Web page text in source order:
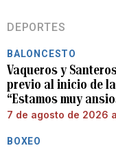
DEPORTES
BALONCESTO
Vaqueros y
previo al inicio de la
“Estamos muy
7 de agosto de 2026
BOXEO